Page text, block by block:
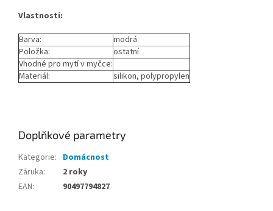
Vlastnosti:
Barva:
modrá
Položka:
ostatní
Vhodné pro mytí v myčce:
Materiál:
silikon, polypropylen
Doplňkové parametry
Kategorie: Domácnost
Záruka:
2 roky
EAN: 90497794827